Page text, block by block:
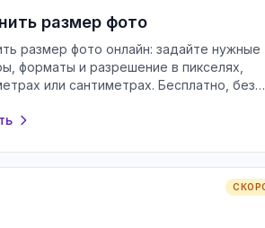
размер фото
размер фото онлайн: задайте нужные
форматы и разрешение в пикселях,
или сантиметрах. Бесплатно, без